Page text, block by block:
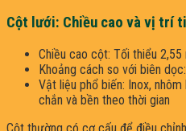
Cột lưới: Chiều cao và vị trí
Chiều cao cột: Tối thiểu
Khoảng cách so với biên
Vật liệu phổ biến: Inox,
chắn và bền theo thời gian
Cột thường có cơ cấu để điều